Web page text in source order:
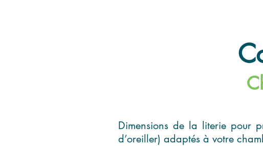
Dimensions de la literie pour
d’oreiller) adaptés à votre